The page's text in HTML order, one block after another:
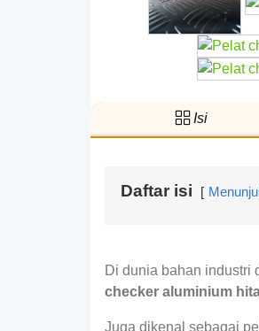
Isi
Daftar isi
Di dunia bahan industri
checker aluminium
Juga dikenal sebagai